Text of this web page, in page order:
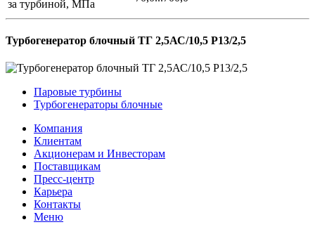
за турбиной, МПа
Турбогенератор блочный ТГ 2,5АС/10,5 Р13/2,5
Паровые турбины
Турбогенераторы блочные
Компания
Клиентам
Акционерам и Инвесторам
Поставщикам
Пресс-центр
Карьера
Контакты
Меню